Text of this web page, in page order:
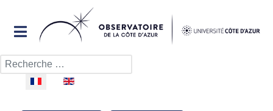
Rechercher
Sélectionnez votre langue